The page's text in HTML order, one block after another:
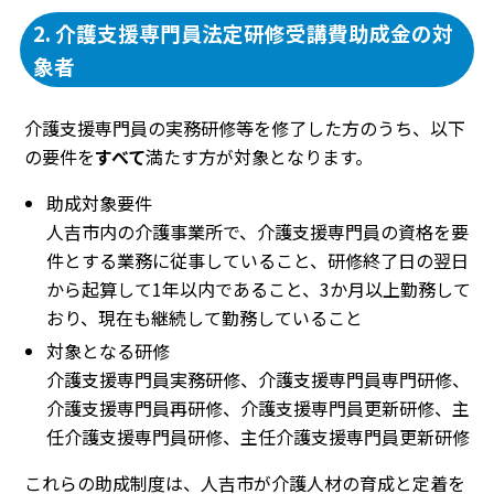
2. 介護支援専門員法定研修受講費助成金の対
象者
介護支援専門員の実務研修等を修了した方のうち、以下
の要件をすべて満たす方が対象となります。
助成対象要件
人吉市内の介護事業所で、介護支援専門員の資格を要
件とする業務に従事していること、研修終了日の翌日
から起算して1年以内であること、3か月以上勤務して
おり、現在も継続して勤務していること
対象となる研修
介護支援専門員実務研修、介護支援専門員専門研修、
介護支援専門員再研修、介護支援専門員更新研修、主
任介護支援専門員研修、主任介護支援専門員更新研修
これらの助成制度は、人吉市が介護人材の育成と定着を